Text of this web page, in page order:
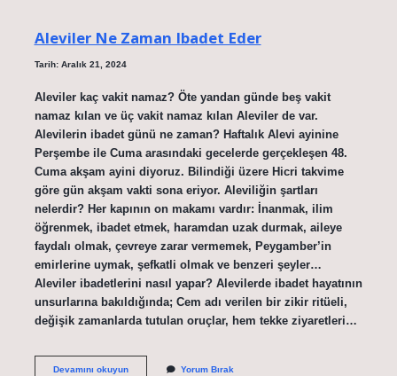
Aleviler Ne Zaman Ibadet Eder
Tarih: Aralık 21, 2024
Aleviler kaç vakit namaz? Öte yandan günde beş vakit
namaz kılan ve üç vakit namaz kılan Aleviler de var.
Alevilerin ibadet günü ne zaman? Haftalık Alevi ayinine
Perşembe ile Cuma arasındaki gecelerde gerçekleşen 48.
Cuma akşam ayini diyoruz. Bilindiği üzere Hicri takvime
göre gün akşam vakti sona eriyor. Aleviliğin şartları
nelerdir? Her kapının on makamı vardır: İnanmak, ilim
öğrenmek, ibadet etmek, haramdan uzak durmak, aileye
faydalı olmak, çevreye zarar vermemek, Peygamber’in
emirlerine uymak, şefkatli olmak ve benzeri şeyler…
Aleviler ibadetlerini nasıl yapar? Alevilerde ibadet hayatının
unsurlarına bakıldığında; Cem adı verilen bir zikir ritüeli,
değişik zamanlarda tutulan oruçlar, hem tekke ziyaretleri…
Devamını okuyunAleviler
Yorum Bırak